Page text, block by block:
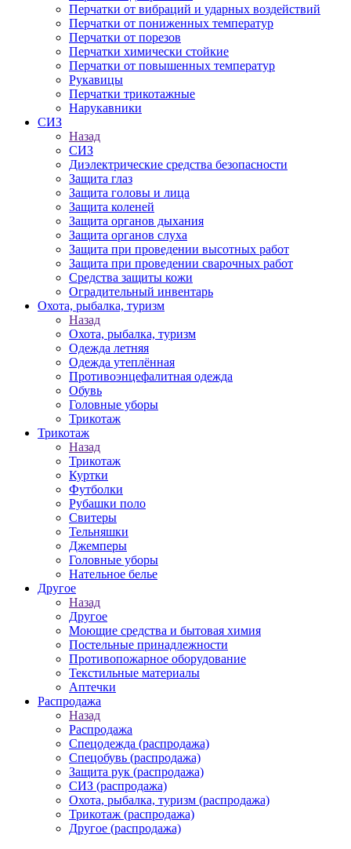
Перчатки от вибраций и ударных воздействий
Перчатки от пониженных температур
Перчатки от порезов
Перчатки химически стойкие
Перчатки от повышенных температур
Рукавицы
Перчатки трикотажные
Нарукавники
СИЗ
Назад
СИЗ
Диэлектрические средства безопасности
Защита глаз
Защита головы и лица
Защита коленей
Защита органов дыхания
Защита органов слуха
Защита при проведении высотных работ
Защита при проведении сварочных работ
Средства защиты кожи
Оградительный инвентарь
Охота, рыбалка, туризм
Назад
Охота, рыбалка, туризм
Одежда летняя
Одежда утеплённая
Противоэнцефалитная одежда
Обувь
Головные уборы
Трикотаж
Трикотаж
Назад
Трикотаж
Куртки
Футболки
Рубашки поло
Свитеры
Тельняшки
Джемперы
Головные уборы
Нательное белье
Другое
Назад
Другое
Моющие средства и бытовая химия
Постельные принадлежности
Противопожарное оборудование
Текстильные материалы
Аптечки
Распродажа
Назад
Распродажа
Спецодежда (распродажа)
Спецобувь (распродажа)
Защита рук (распродажа)
СИЗ (распродажа)
Охота, рыбалка, туризм (распродажа)
Трикотаж (распродажа)
Другое (распродажа)